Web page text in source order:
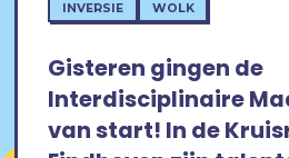
INVERSIE WOLK
Gisteren gingen de
Interdisciplinaire
van start! In de